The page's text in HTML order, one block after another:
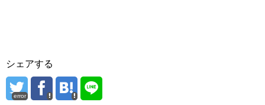
シェアする
error